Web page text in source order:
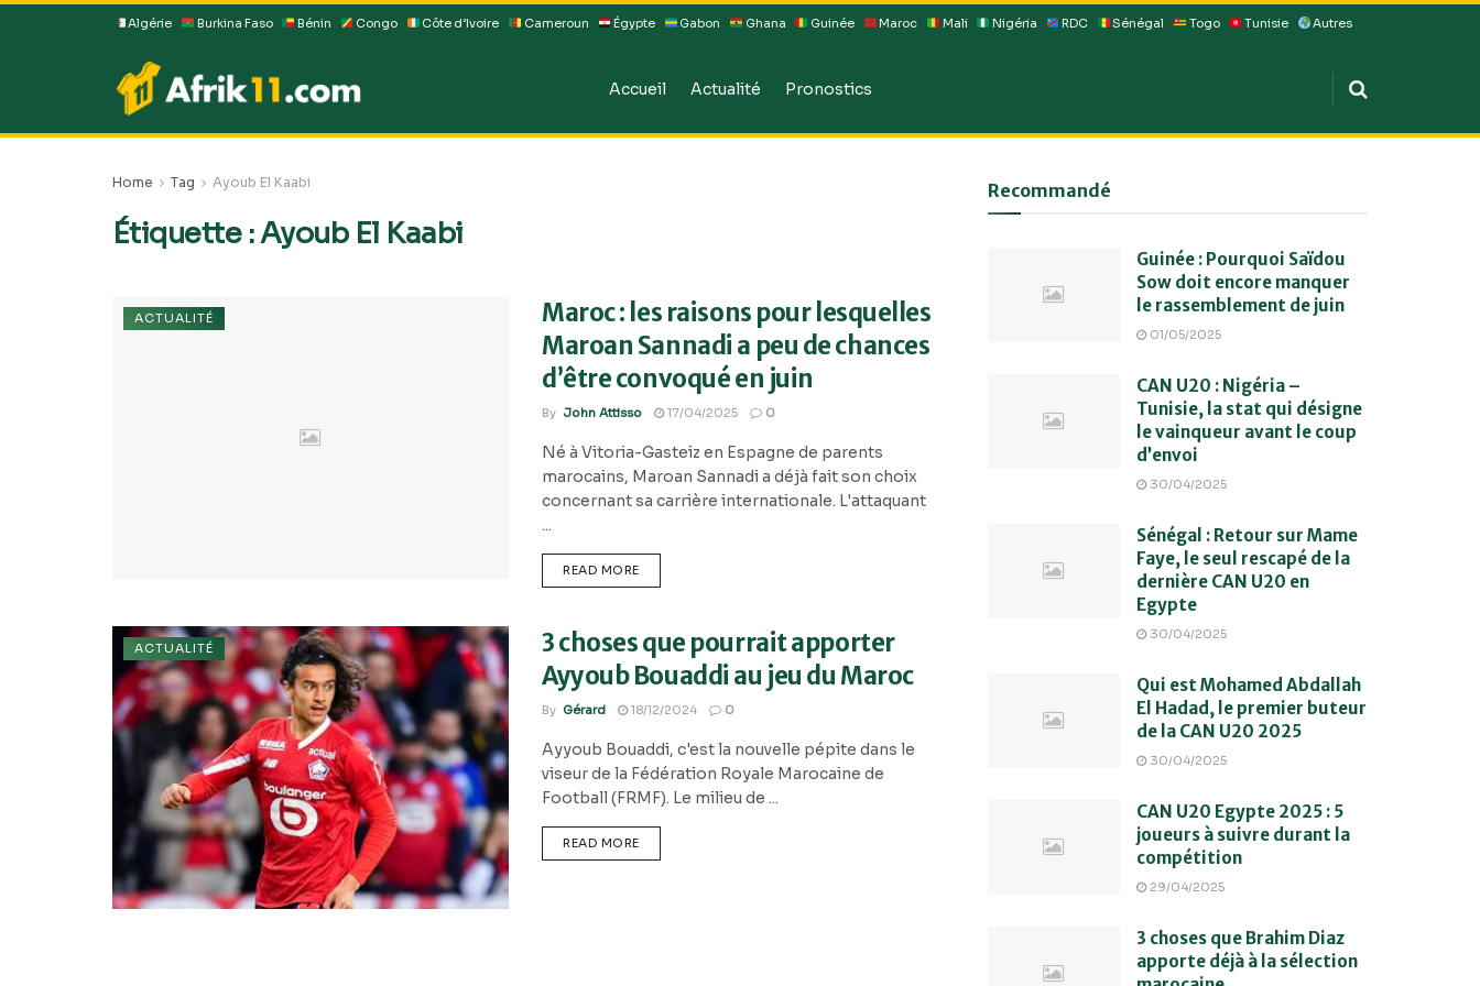
Algérie Burkina Faso Bénin Congo Côte d’Ivoire Cameroun Égypte Gabon Ghana Guinée Maroc Mali Nigéria RDC Sénégal Togo Tunisie Autres
Accueil Actualité Pronostics
Home Tag Ayoub El Kaabi
Étiquette :Ayoub El Kaabi
ACTUALITÉ
Maroc : les raisons pour lesquelles
Maroan Sannadi a peu de chances
d’être convoqué en juin
By John Attisso 17/04/2025 0
Né à Vitoria-Gasteiz en Espagne de parents
marocains, Maroan Sannadi a déjà fait son choix
concernant sa carrière internationale. L'attaquant
...
READ MORE
ACTUALITÉ
3 choses que pourrait apporter
Ayyoub Bouaddi au jeu du Maroc
By Gérard 18/12/2024 0
Ayyoub Bouaddi, c'est la nouvelle pépite dans le
viseur de la Fédération Royale Marocaine de
Football (FRMF). Le milieu de ...
READ MORE
Recommandé
Guinée : Pourquoi Saïdou
Sow doit encore manquer
le rassemblement de juin
01/05/2025
CAN U20 : Nigéria –
Tunisie, la stat qui désigne
le vainqueur avant le coup
d’envoi
30/04/2025
Sénégal : Retour sur Mame
Faye, le seul rescapé de la
dernière CAN U20 en
Egypte
30/04/2025
Qui est Mohamed Abdallah
El Hadad, le premier buteur
de la CAN U20 2025
30/04/2025
CAN U20 Egypte 2025 : 5
joueurs à suivre durant la
compétition
29/04/2025
3 choses que Brahim Diaz
apporte déjà à la sélection